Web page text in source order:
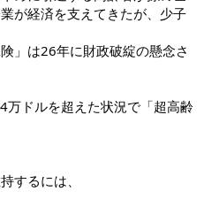
が経済を支えてきたが、少子
」は26年に財政破綻の懸念さ
ドルを超えた状況で「超高齢
するには、